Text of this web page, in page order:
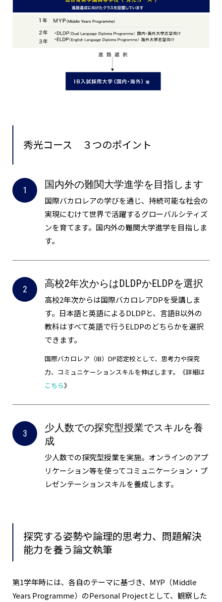
秀光コース ３つのポイント
国内外の難関大学進学を目指します
国際バカロレアの学びを通じ、持続可能な社会の
実現にむけて世界で活躍するグローバルシティズ
ンを育てます。国内外の難関大学進学を目指しま
す。
高校2年次からはDLDPかELDPを選択
高校2年次からは国際バカロレアDPを受講しま
す。日本語と英語によるDLDPと、言語B以外の
教科はすべて英語で行うELDPのどちらかを選択
できます。
国際バカロレア（IB）DP認定校として、思考力や探究
力、コミュニケーションスキルを伸ばします。《詳細は
こちら》
少人数での探究型授業でスキルを養
成
少人数での探究型授業を実施。オンラインのアプ
リケーション等を使ってコミュニケーション・プ
レゼンテーションスキルを養成します。
探究する姿勢や論理的思考力、問題解決
能力を養う論文執筆
第1学年時には、各自のテーマに基づき、MYP（Middle
Years Programme）のPersonal Projectとして、観察した